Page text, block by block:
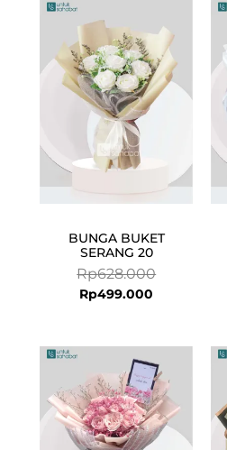
BUNGA BUKET
SERANG 20
Rp628.000
price
was:
Rp628.000.
Rp499.000
price
Rp499.000.